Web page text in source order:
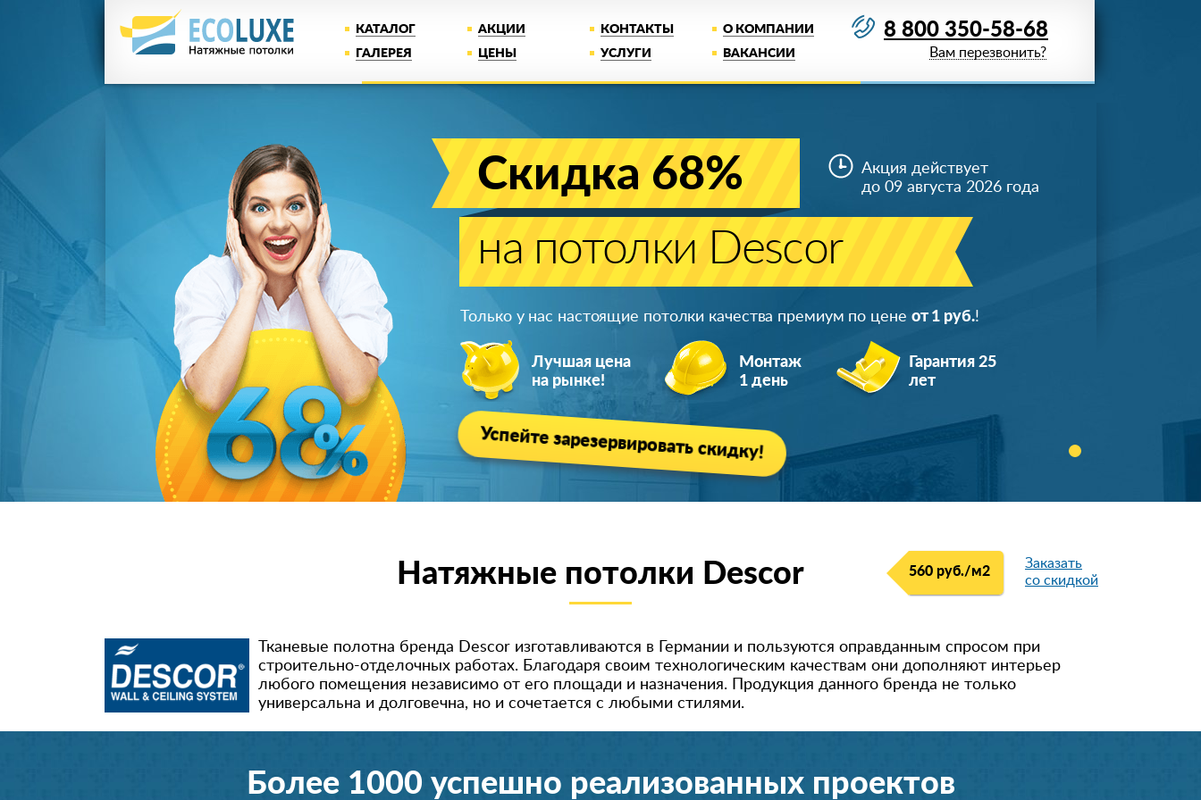
КАТАЛОГ АКЦИИ КОНТАКТЫ
О КОМПАНИИ
ГАЛЕРЕЯ
ЦЕНЫ УСЛУГИ ВАКАНСИИ
8 800 350-58-68
Вам перезвонить?
Скидка 68%
на потолки Descor
Акция действует
до 09 августа 2026 года
Только у нас настоящие потолки качества премиум по цене от 1 руб.!
Лучшая цена
на рынке!
Монтаж
1 день
Гарантия 25
лет
Успейте зарезервировать скидку!
560 руб./м2
Заказать
со скидкой
Натяжные потолки Descor
Тканевые полотна бренда Descor изготавливаются в Германии и пользуются оправданным спросом при
строительно-отделочных работах. Благодаря своим технологическим качествам они дополняют интерьер
любого помещения независимо от его площади и назначения. Продукция данного бренда не только
универсальна и долговечна, но и сочетается с любыми стилями.
Более 1000 успешно реализованных проектов